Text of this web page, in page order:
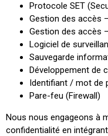
Protocole SET
Gestion des accès
Gestion des accès
Logiciel de
Sauvegarde
Développement de
Identifiant / mot de
Pare-feu (Firewall)
Nous nous engageons à
confidentialité en